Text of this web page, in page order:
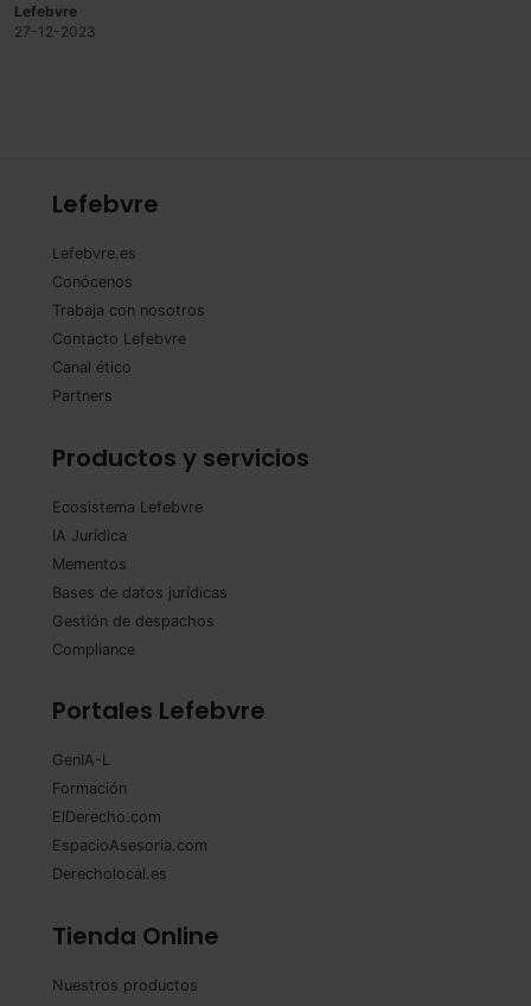
enero de 2024 como la fecha límite para que las
empresas se adapten a estas normas, las cuales son
Lefebvre
27-12-2023
Lefebvre
Lefebvre.es
Conócenos
Trabaja con nosotros
Contacto Lefebvre
Canal ético
Partners
Productos y servicios
Ecosistema Lefebvre
IA Jurídica
Mementos
Bases de datos jurídicas
Gestión de despachos
Compliance
Portales Lefebvre
GenIA-L
Formación
ElDerecho.com
EspacioAsesoria.com
Derecholocal.es
Tienda Online
Nuestros productos